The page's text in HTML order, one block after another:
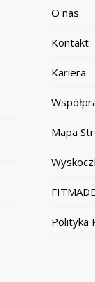
O nas
Kontakt
Kariera
Mapa
Polityka